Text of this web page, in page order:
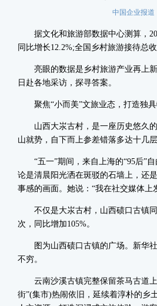
中国企业报道
据文化和旅游部数据中心测算，
同比增长12.2%;全国乡村旅游接待总
亮眼的数据是乡村旅游产业再上新
日赴各地采访，探寻答案。
聚焦“小而美”文旅业态，打造独
山西大汖古村，是一座历史悠久的
山就势，自下而上参差错落多达十几
“五一”期间，来自上海的“95后”自
论是清晨阳光洒在斑驳的石墙上，还
事感的画面。她说：“我在社交媒体
不仅是大汖古村，山西碛口古镇同
次，同比增加105%。
图为山西碛口古镇的广场。新华
不穷。
云南沙溪古镇完整保留茶马古道上
街”(集市)热闹依旧，延续着淳朴的乡